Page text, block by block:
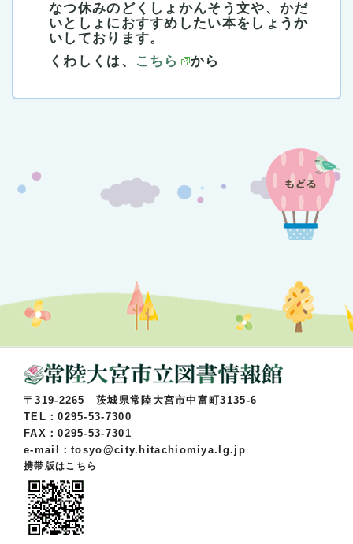
なつ休みのどくしょかんそう文や、かだ
いとしょにおすすめしたい本をしょうか
いしております。
くわしくは、
こちら から
〒319-2265 茨城県常陸大宮市中富町3135-6
TEL：0295-53-7300
FAX：0295-53-7301
e-mail：tosyo@city.hitachiomiya.lg.jp
携帯版はこちら